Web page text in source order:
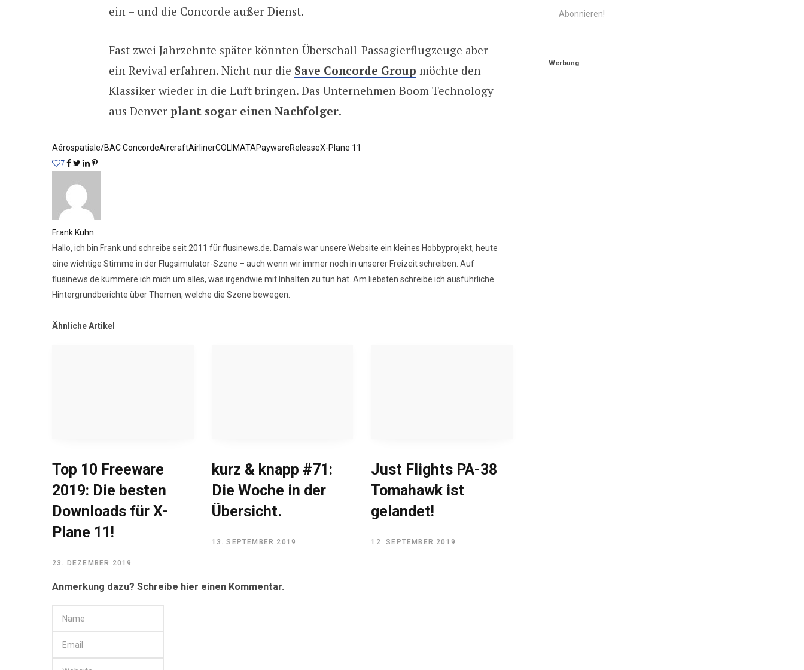
ein – und die Concorde außer Dienst.
Fast zwei Jahrzehnte später könnten Überschall-Passagierflugzeuge aber
ein Revival erfahren. Nicht nur die Save Concorde Group möchte den
Klassiker wieder in die Luft bringen. Das Unternehmen Boom Technology
aus Denver plant sogar einen Nachfolger.
Aérospatiale/BAC ConcordeAircraftAirlinerCOLIMATAPaywareReleaseX-Plane 11
7
Frank Kuhn
Hallo, ich bin Frank und schreibe seit 2011 für flusinews.de. Damals war unsere Website ein kleines Hobbyprojekt, heute
eine wichtige Stimme in der Flugsimulator-Szene – auch wenn wir immer noch in unserer Freizeit schreiben. Auf
flusinews.de kümmere ich mich um alles, was irgendwie mit Inhalten zu tun hat. Am liebsten schreibe ich ausführliche
Hintergrundberichte über Themen, welche die Szene bewegen.
Ähnliche Artikel
Top 10 Freeware
2019: Die besten
Downloads für X-
Plane 11!
23. DEZEMBER 2019
kurz & knapp #71:
Die Woche in der
Übersicht.
13. SEPTEMBER 2019
Just Flights PA-38
Tomahawk ist
gelandet!
12. SEPTEMBER 2019
Anmerkung dazu? Schreibe hier einen Kommentar.
Werbung